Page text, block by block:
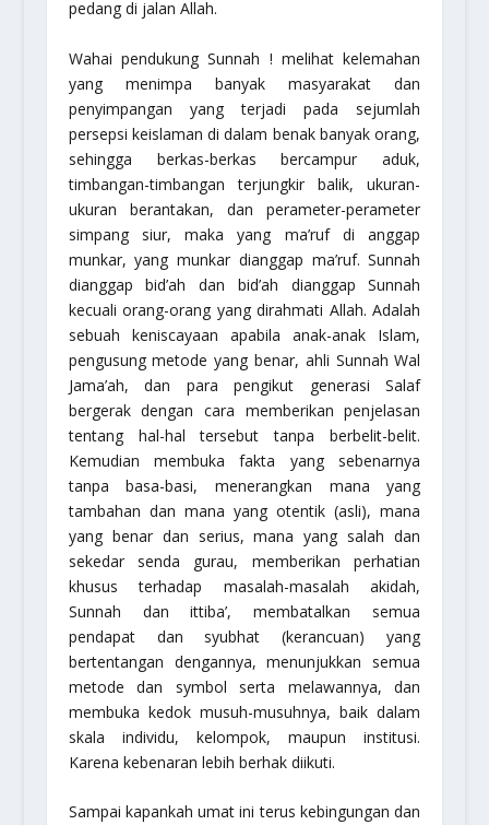
pedang di jalan Allah.
Wahai pendukung Sunnah ! melihat kelemahan
yang menimpa banyak masyarakat dan
penyimpangan yang terjadi pada sejumlah
persepsi keislaman di dalam benak banyak orang,
sehingga berkas-berkas bercampur aduk,
timbangan-timbangan terjungkir balik, ukuran-
ukuran berantakan, dan perameter-perameter
simpang siur, maka yang ma’ruf di anggap
munkar, yang munkar dianggap ma’ruf. Sunnah
dianggap bid’ah dan bid’ah dianggap Sunnah
kecuali orang-orang yang dirahmati Allah. Adalah
sebuah keniscayaan apabila anak-anak Islam,
pengusung metode yang benar, ahli Sunnah Wal
Jama’ah, dan para pengikut generasi Salaf
bergerak dengan cara memberikan penjelasan
tentang hal-hal tersebut tanpa berbelit-belit.
Kemudian membuka fakta yang sebenarnya
tanpa basa-basi, menerangkan mana yang
tambahan dan mana yang otentik (asli), mana
yang benar dan serius, mana yang salah dan
sekedar senda gurau, memberikan perhatian
khusus terhadap masalah-masalah akidah,
Sunnah dan ittiba’, membatalkan semua
pendapat dan syubhat (kerancuan) yang
bertentangan dengannya, menunjukkan semua
metode dan symbol serta melawannya, dan
membuka kedok musuh-musuhnya, baik dalam
skala individu, kelompok, maupun institusi.
Karena kebenaran lebih berhak diikuti.
Sampai kapankah umat ini terus kebingungan dan